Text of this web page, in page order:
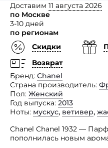
Доставим 11 августа 2026
по Москве
3-10 дней
по регионам
Скидки
Возврат
Бренд Chanel
Страна производитель
Пол Женский
Год выпуска 2013
Ноты мускус, ветивер,
Chanel Chanel 1932 —
пополнилась новым